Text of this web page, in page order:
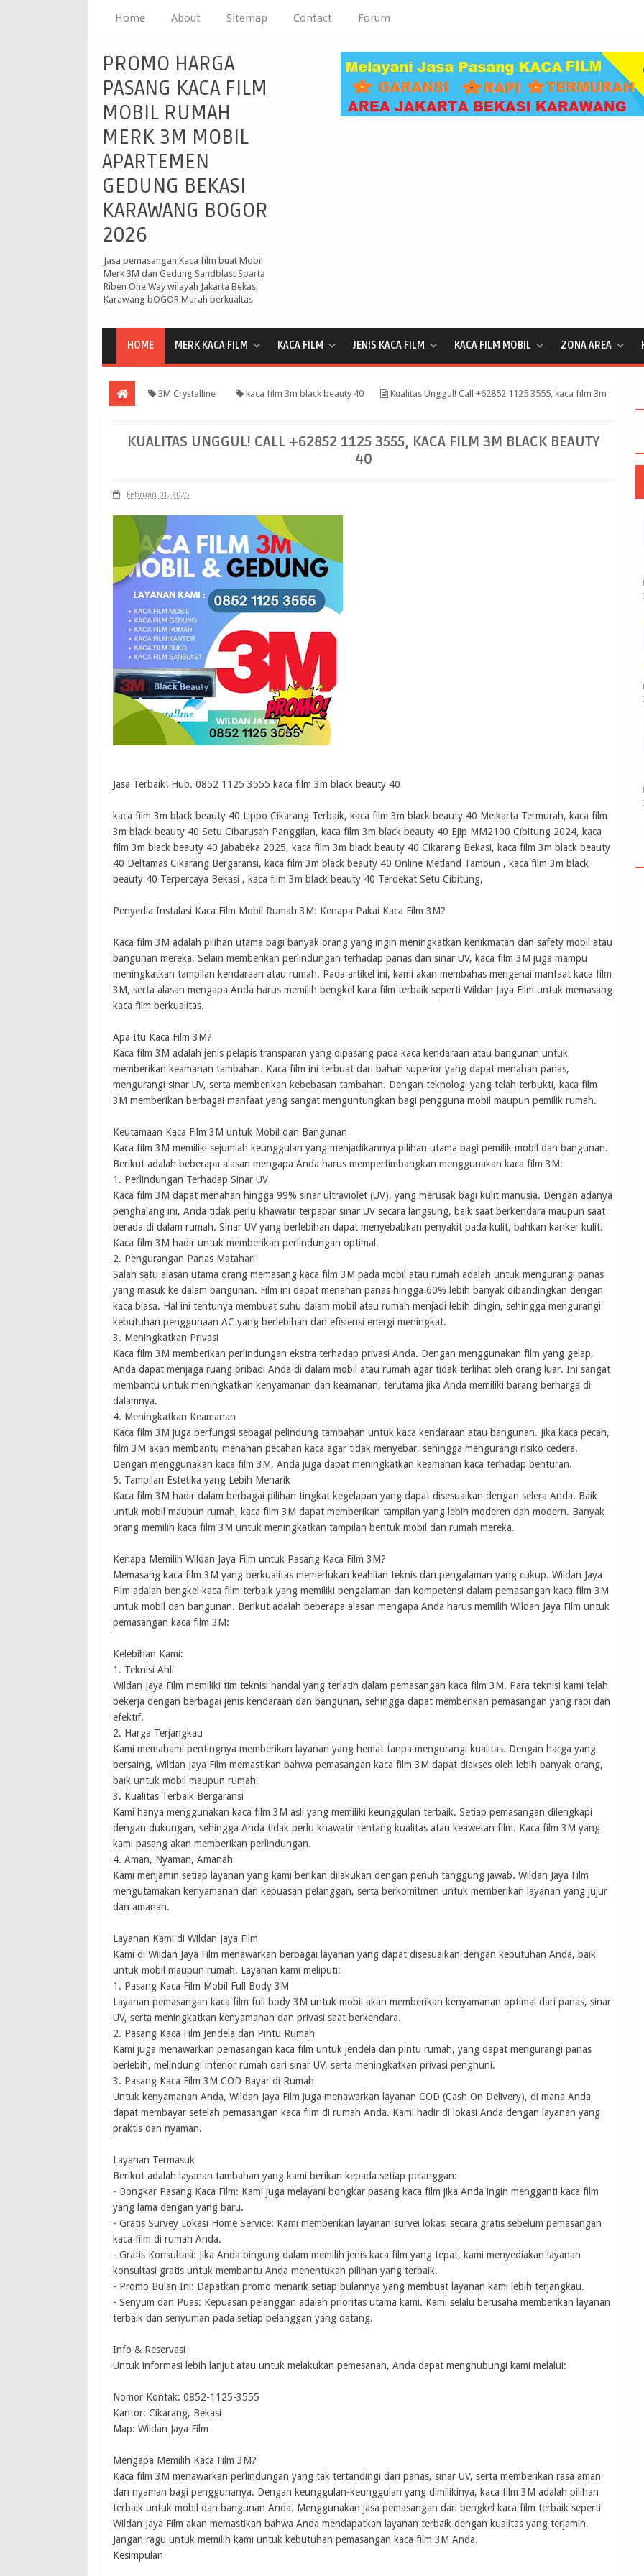
Home About Sitemap Contact Forum
PROMO HARGA
PASANG KACA FILM
MOBIL RUMAH
MERK 3M MOBIL
APARTEMEN
GEDUNG BEKASI
KARAWANG BOGOR
2026
Jasa pemasangan Kaca film buat Mobil
Merk 3M dan Gedung Sandblast Sparta
Riben One Way wilayah Jakarta Bekasi
Karawang bOGOR Murah berkualtas
HOME MERK KACA FILM KACA FILM JENIS KACA FILM KACA FILM MOBIL ZONA AREA
3M Crystalline kaca film 3m black beauty 40 Kualitas Unggul! Call +62852 1125 3555, kaca film 3m
KUALITAS UNGGUL! CALL +62852 1125 3555, KACA FILM 3M BLACK BEAUTY
40
Februari 01, 2025
Jasa Terbaik! Hub. 0852 1125 3555 kaca film 3m black beauty 40
kaca film 3m black beauty 40 Lippo Cikarang Terbaik, kaca film 3m black beauty 40 Meikarta Termurah, kaca film
3m black beauty 40 Setu Cibarusah Panggilan, kaca film 3m black beauty 40 Ejip MM2100 Cibitung 2024, kaca
film 3m black beauty 40 Jababeka 2025, kaca film 3m black beauty 40 Cikarang Bekasi, kaca film 3m black beauty
40 Deltamas Cikarang Bergaransi, kaca film 3m black beauty 40 Online Metland Tambun , kaca film 3m black
beauty 40 Terpercaya Bekasi , kaca film 3m black beauty 40 Terdekat Setu Cibitung,
Penyedia Instalasi Kaca Film Mobil Rumah 3M: Kenapa Pakai Kaca Film 3M?
Kaca film 3M adalah pilihan utama bagi banyak orang yang ingin meningkatkan kenikmatan dan safety mobil atau
bangunan mereka. Selain memberikan perlindungan terhadap panas dan sinar UV, kaca film 3M juga mampu
meningkatkan tampilan kendaraan atau rumah. Pada artikel ini, kami akan membahas mengenai manfaat kaca film
3M, serta alasan mengapa Anda harus memilih bengkel kaca film terbaik seperti Wildan Jaya Film untuk memasang
kaca film berkualitas.
Apa Itu Kaca Film 3M?
Kaca film 3M adalah jenis pelapis transparan yang dipasang pada kaca kendaraan atau bangunan untuk
memberikan keamanan tambahan. Kaca film ini terbuat dari bahan superior yang dapat menahan panas,
mengurangi sinar UV, serta memberikan kebebasan tambahan. Dengan teknologi yang telah terbukti, kaca film
3M memberikan berbagai manfaat yang sangat menguntungkan bagi pengguna mobil maupun pemilik rumah.
Keutamaan Kaca Film 3M untuk Mobil dan Bangunan
Kaca film 3M memiliki sejumlah keunggulan yang menjadikannya pilihan utama bagi pemilik mobil dan bangunan.
Berikut adalah beberapa alasan mengapa Anda harus mempertimbangkan menggunakan kaca film 3M:
1. Perlindungan Terhadap Sinar UV
Kaca film 3M dapat menahan hingga 99% sinar ultraviolet (UV), yang merusak bagi kulit manusia. Dengan adanya
penghalang ini, Anda tidak perlu khawatir terpapar sinar UV secara langsung, baik saat berkendara maupun saat
berada di dalam rumah. Sinar UV yang berlebihan dapat menyebabkan penyakit pada kulit, bahkan kanker kulit.
Kaca film 3M hadir untuk memberikan perlindungan optimal.
2. Pengurangan Panas Matahari
Salah satu alasan utama orang memasang kaca film 3M pada mobil atau rumah adalah untuk mengurangi panas
yang masuk ke dalam bangunan. Film ini dapat menahan panas hingga 60% lebih banyak dibandingkan dengan
kaca biasa. Hal ini tentunya membuat suhu dalam mobil atau rumah menjadi lebih dingin, sehingga mengurangi
kebutuhan penggunaan AC yang berlebihan dan efisiensi energi meningkat.
3. Meningkatkan Privasi
Kaca film 3M memberikan perlindungan ekstra terhadap privasi Anda. Dengan menggunakan film yang gelap,
Anda dapat menjaga ruang pribadi Anda di dalam mobil atau rumah agar tidak terlihat oleh orang luar. Ini sangat
membantu untuk meningkatkan kenyamanan dan keamanan, terutama jika Anda memiliki barang berharga di
dalamnya.
4. Meningkatkan Keamanan
Kaca film 3M juga berfungsi sebagai pelindung tambahan untuk kaca kendaraan atau bangunan. Jika kaca pecah,
film 3M akan membantu menahan pecahan kaca agar tidak menyebar, sehingga mengurangi risiko cedera.
Dengan menggunakan kaca film 3M, Anda juga dapat meningkatkan keamanan kaca terhadap benturan.
5. Tampilan Estetika yang Lebih Menarik
Kaca film 3M hadir dalam berbagai pilihan tingkat kegelapan yang dapat disesuaikan dengan selera Anda. Baik
untuk mobil maupun rumah, kaca film 3M dapat memberikan tampilan yang lebih moderen dan modern. Banyak
orang memilih kaca film 3M untuk meningkatkan tampilan bentuk mobil dan rumah mereka.
Kenapa Memilih Wildan Jaya Film untuk Pasang Kaca Film 3M?
Memasang kaca film 3M yang berkualitas memerlukan keahlian teknis dan pengalaman yang cukup. Wildan Jaya
Film adalah bengkel kaca film terbaik yang memiliki pengalaman dan kompetensi dalam pemasangan kaca film 3M
untuk mobil dan bangunan. Berikut adalah beberapa alasan mengapa Anda harus memilih Wildan Jaya Film untuk
pemasangan kaca film 3M:
Kelebihan Kami:
1. Teknisi Ahli
Wildan Jaya Film memiliki tim teknisi handal yang terlatih dalam pemasangan kaca film 3M. Para teknisi kami telah
bekerja dengan berbagai jenis kendaraan dan bangunan, sehingga dapat memberikan pemasangan yang rapi dan
efektif.
2. Harga Terjangkau
Kami memahami pentingnya memberikan layanan yang hemat tanpa mengurangi kualitas. Dengan harga yang
bersaing, Wildan Jaya Film memastikan bahwa pemasangan kaca film 3M dapat diakses oleh lebih banyak orang,
baik untuk mobil maupun rumah.
3. Kualitas Terbaik Bergaransi
Kami hanya menggunakan kaca film 3M asli yang memiliki keunggulan terbaik. Setiap pemasangan dilengkapi
dengan dukungan, sehingga Anda tidak perlu khawatir tentang kualitas atau keawetan film. Kaca film 3M yang
kami pasang akan memberikan perlindungan.
4. Aman, Nyaman, Amanah
Kami menjamin setiap layanan yang kami berikan dilakukan dengan penuh tanggung jawab. Wildan Jaya Film
mengutamakan kenyamanan dan kepuasan pelanggan, serta berkomitmen untuk memberikan layanan yang jujur
dan amanah.
Layanan Kami di Wildan Jaya Film
Kami di Wildan Jaya Film menawarkan berbagai layanan yang dapat disesuaikan dengan kebutuhan Anda, baik
untuk mobil maupun rumah. Layanan kami meliputi:
1. Pasang Kaca Film Mobil Full Body 3M
Layanan pemasangan kaca film full body 3M untuk mobil akan memberikan kenyamanan optimal dari panas, sinar
UV, serta meningkatkan kenyamanan dan privasi saat berkendara.
2. Pasang Kaca Film Jendela dan Pintu Rumah
Kami juga menawarkan pemasangan kaca film untuk jendela dan pintu rumah, yang dapat mengurangi panas
berlebih, melindungi interior rumah dari sinar UV, serta meningkatkan privasi penghuni.
3. Pasang Kaca Film 3M COD Bayar di Rumah
Untuk kenyamanan Anda, Wildan Jaya Film juga menawarkan layanan COD (Cash On Delivery), di mana Anda
dapat membayar setelah pemasangan kaca film di rumah Anda. Kami hadir di lokasi Anda dengan layanan yang
praktis dan nyaman.
Layanan Termasuk
Berikut adalah layanan tambahan yang kami berikan kepada setiap pelanggan:
- Bongkar Pasang Kaca Film: Kami juga melayani bongkar pasang kaca film jika Anda ingin mengganti kaca film
yang lama dengan yang baru.
- Gratis Survey Lokasi Home Service: Kami memberikan layanan survei lokasi secara gratis sebelum pemasangan
kaca film di rumah Anda.
- Gratis Konsultasi: Jika Anda bingung dalam memilih jenis kaca film yang tepat, kami menyediakan layanan
konsultasi gratis untuk membantu Anda menentukan pilihan yang terbaik.
- Promo Bulan Ini: Dapatkan promo menarik setiap bulannya yang membuat layanan kami lebih terjangkau.
- Senyum dan Puas: Kepuasan pelanggan adalah prioritas utama kami. Kami selalu berusaha memberikan layanan
terbaik dan senyuman pada setiap pelanggan yang datang.
Info & Reservasi
Untuk informasi lebih lanjut atau untuk melakukan pemesanan, Anda dapat menghubungi kami melalui:
Nomor Kontak: 0852-1125-3555
Kantor: Cikarang, Bekasi
Map: Wildan Jaya Film
Mengapa Memilih Kaca Film 3M?
Kaca film 3M menawarkan perlindungan yang tak tertandingi dari panas, sinar UV, serta memberikan rasa aman
dan nyaman bagi penggunanya. Dengan keunggulan-keunggulan yang dimilikinya, kaca film 3M adalah pilihan
terbaik untuk mobil dan bangunan Anda. Menggunakan jasa pemasangan dari bengkel kaca film terbaik seperti
Wildan Jaya Film akan memastikan bahwa Anda mendapatkan layanan terbaik dengan kualitas yang terjamin.
Jangan ragu untuk memilih kami untuk kebutuhan pemasangan kaca film 3M Anda.
Kesimpulan